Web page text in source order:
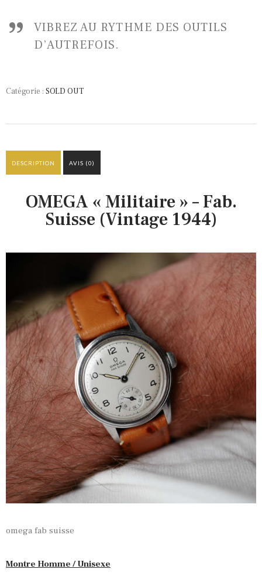
VIBREZ AU RYTHME DES OUTILS
D’AUTREFOIS.
Catégorie : SOLD OUT
DESCRIPTION AVIS (0)
OMEGA « Militaire » – Fab.
Suisse (Vintage 1944)
omega fab suisse
Montre Homme / Unisexe